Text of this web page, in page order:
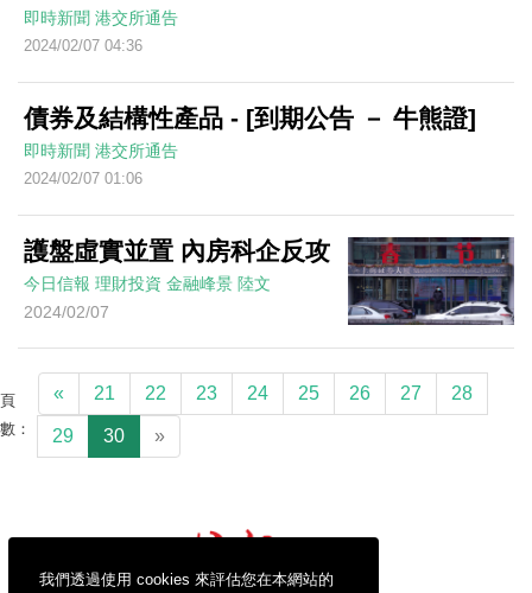
我們透過使用 cookies 來評估您在本網站的
即時新聞 港交所通告
2024/02/07 04:36
債券及結構性產品 - [到期公告 － 牛熊證]
即時新聞 港交所通告
2024/02/07 01:06
護盤虛實並置 內房科企反攻
今日信報 理財投資 金融峰景 陸文
2024/02/07
頁
數：
« 21 22 23 24 25 26 27 28
29 30 »